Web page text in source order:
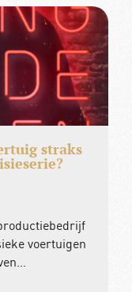
straks
voertuigen